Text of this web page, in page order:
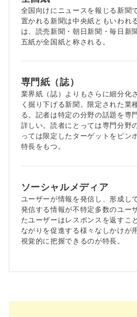
全国向けにニュースを報じる新聞
置かれる新聞は中央紙ともいわれ
は、読売新聞・朝日新聞・毎日新
五紙が全国紙と称される。
専門紙（誌）
業界紙（誌）よりもさらに細分化
く掘り下げる新聞。限定された業
る。記者は特定の分野の話題を専
詳しい。読者にとっては専門分野
っては限定したターゲットをピン
特長をもつ。
ソーシャルメディア
ユーザーが情報を発信し、形成し
発信する情報が不特定多数のユー
たユーザーはレスポンスを返すこ
ながりを促進する様々なしかけが
視覚的に把握できるのが特長。